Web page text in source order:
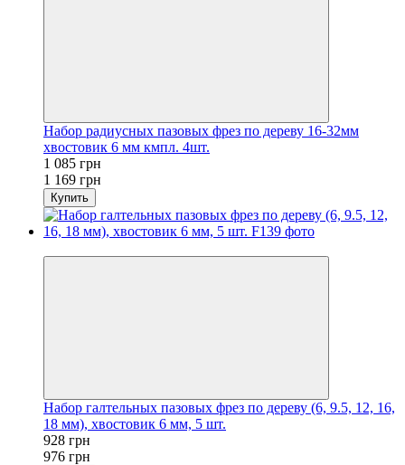
Набор радиусных пазовых фрез по дереву 16-32мм
хвостовик 6 мм кмпл. 4шт.
1 085 грн
1 169 грн
Купить
Набор галтельных пазовых фрез по дереву (6, 9.5, 12, 16,
18 мм), хвостовик 6 мм, 5 шт.
928 грн
976 грн